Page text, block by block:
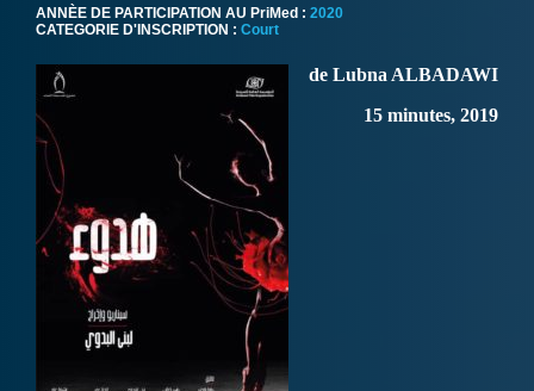
ANNÈE DE PARTICIPATION AU PriMed : 2020
CATEGORIE D'INSCRIPTION : Court
de Lubna ALBADAWI
15 minutes, 2019